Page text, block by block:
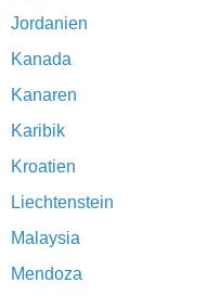
Jordanien
Kanada
Kanaren
Karibik
Kroatien
Liechtenstein
Malaysia
Mendoza